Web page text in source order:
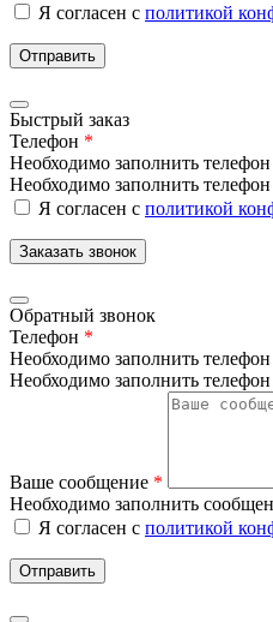
Я согласен с политикой
Отправить
Быстрый заказ
Телефон *
Необходимо заполнить телефон
Необходимо заполнить
Я согласен с политикой
Заказать звонок
Обратный звонок
Телефон *
Необходимо заполнить телефон
Необходимо заполнить
Ваше сообщение *
Необходимо заполнить
Я согласен с политикой
Отправить